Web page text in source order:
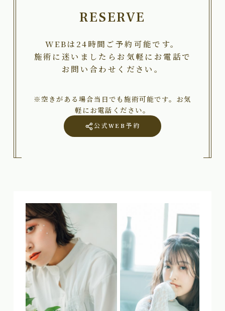
RESERVE
WEBは24時間ご予約可能です。
施術に迷いましたらお気軽にお電話で
お問い合わせください。
※空きがある場合当日でも施術可能です。お気
軽にお電話ください。
公式WEB予約